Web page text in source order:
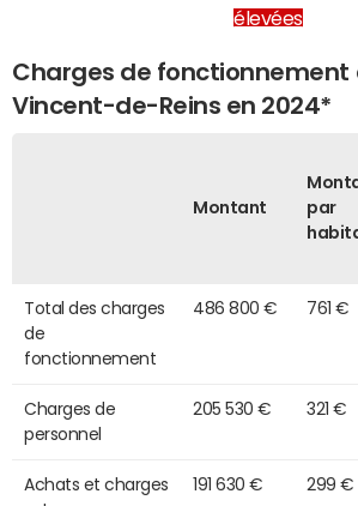
élevées
Charges de fonctionnement
Vincent-de-Reins en 2024*
Montant
par
Total des charges
de
fonctionnement
486 800 € 761 €
Charges de
personnel
205 530 € 321 €
Achats et charges
191 630 € 299 €